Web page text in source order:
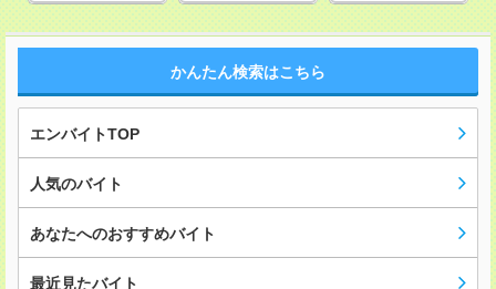
かんたん検索はこちら
エンバイトTOP
人気のバイト
あなたへのおすすめバイト
最近見たバイト